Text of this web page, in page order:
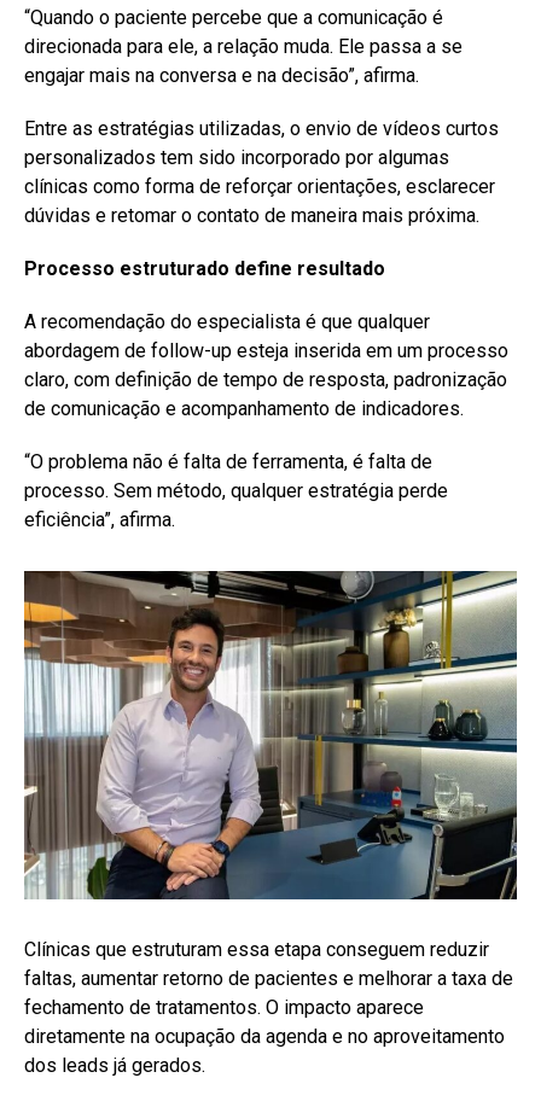
“Quando o paciente percebe que a comunicação é
direcionada para ele, a relação muda. Ele passa a se
engajar mais na conversa e na decisão”, afirma.
Entre as estratégias utilizadas, o envio de vídeos curtos
personalizados tem sido incorporado por algumas
clínicas como forma de reforçar orientações, esclarecer
dúvidas e retomar o contato de maneira mais próxima.
Processo estruturado define resultado
A recomendação do especialista é que qualquer
abordagem de follow-up esteja inserida em um processo
claro, com definição de tempo de resposta, padronização
de comunicação e acompanhamento de indicadores.
“O problema não é falta de ferramenta, é falta de
processo. Sem método, qualquer estratégia perde
eficiência”, afirma.
Clínicas que estruturam essa etapa conseguem reduzir
faltas, aumentar retorno de pacientes e melhorar a taxa de
fechamento de tratamentos. O impacto aparece
diretamente na ocupação da agenda e no aproveitamento
dos leads já gerados.